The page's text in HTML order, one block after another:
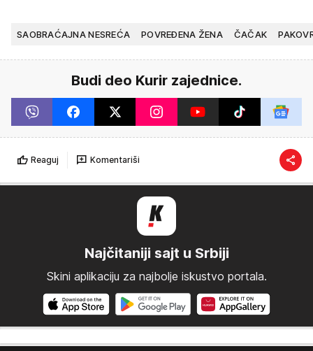
SAOBRAĆAJNA NESREĆA POVREĐENA ŽENA ČAČAK
Budi deo Kurir zajednice.
Reaguj Komentariši
Najčitaniji sajt u Srbiji
Skini aplikaciju za najbolje iskustvo portala.